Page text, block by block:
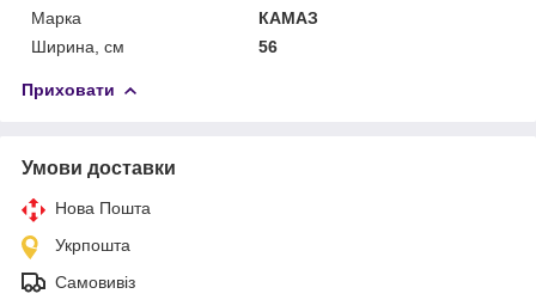
Марка
КАМАЗ
Ширина, см
56
Приховати
Умови доставки
Нова Пошта
Укрпошта
Самовивіз